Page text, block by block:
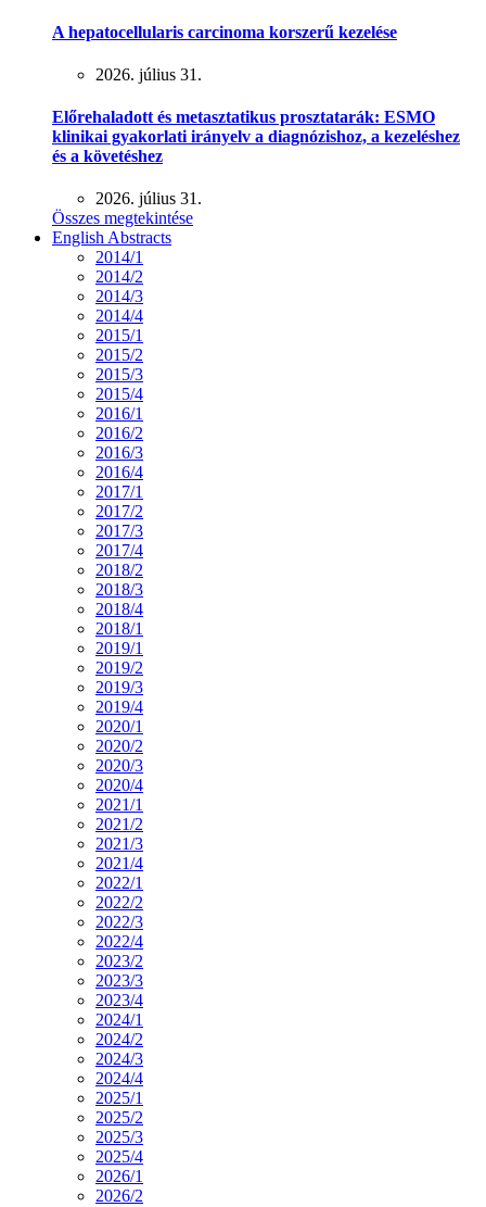
A hepatocellularis carcinoma korszerű kezelése
2026. július 31.
Előrehaladott és metasztatikus prosztatarák: ESMO
klinikai gyakorlati irányelv a diagnózishoz, a kezeléshez
és a követéshez
2026. július 31.
Összes megtekintése
English Abstracts
2014/1
2014/2
2014/3
2014/4
2015/1
2015/2
2015/3
2015/4
2016/1
2016/2
2016/3
2016/4
2017/1
2017/2
2017/3
2017/4
2018/2
2018/3
2018/4
2018/1
2019/1
2019/2
2019/3
2019/4
2020/1
2020/2
2020/3
2020/4
2021/1
2021/2
2021/3
2021/4
2022/1
2022/2
2022/3
2022/4
2023/2
2023/3
2023/4
2024/1
2024/2
2024/3
2024/4
2025/1
2025/2
2025/3
2025/4
2026/1
2026/2